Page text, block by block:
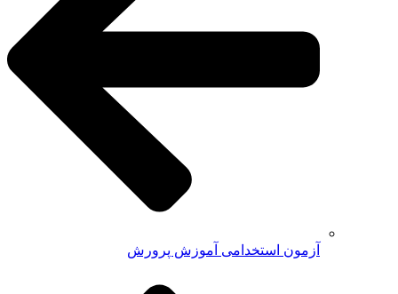
آزمون استخدامی آموزش پرورش